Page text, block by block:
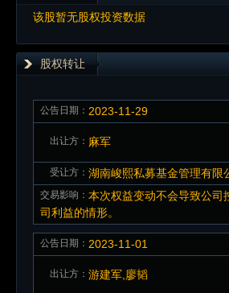
该股暂无股权投资数据
股权转让
公告日期： 2023-11-29
出让方： 麻军
受让方： 湖南峻熙私募基金管理有限
交易影响： 本次权益变动不会导致公司
司利益的情形。
公告日期： 2023-11-01
出让方： 游建军,廖韬